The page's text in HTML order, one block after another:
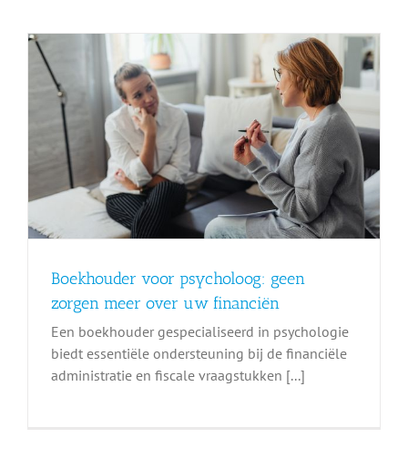
Boekhouder voor psycholoog: geen
zorgen meer over uw financiën
Een boekhouder gespecialiseerd in psychologie
biedt essentiële ondersteuning bij de financiële
administratie en fiscale vraagstukken [...]